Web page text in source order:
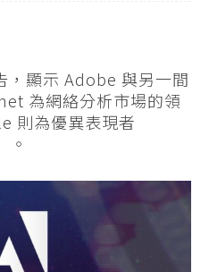
顯示 Adobe 與另一間
為網絡分析市場的領
則為優異表現者
。